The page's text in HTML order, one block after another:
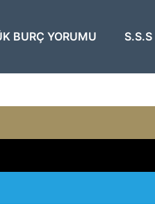
BURÇ YORUMU S.S.S